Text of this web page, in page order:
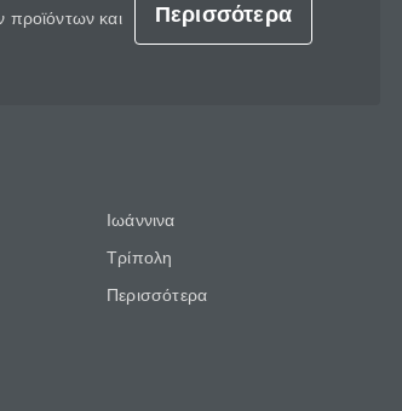
προϊόντων και
Περισσότερα
Ιωάννινα
Τρίπολη
Περισσότερα